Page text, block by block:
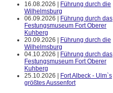
16.08.2026 |
Führung durch die
Wilhelmsburg
06.09.2026 |
Führung durch das
Festungsmuseum Fort Oberer
Kuhberg
20.09.2026 |
Führung durch die
Wilhelmsburg
04.10.2026 |
Führung durch das
Festungsmuseum Fort Oberer
Kuhberg
25.10.2026 |
Fort Albeck - Ulm`s
größtes Aussenfort